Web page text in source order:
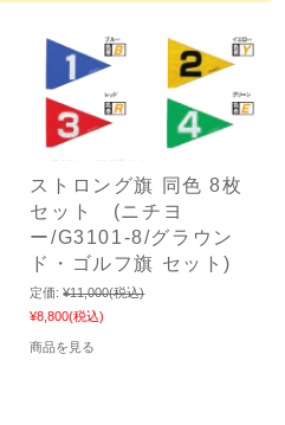
ストロング旗 同色 8枚
セット (ニチヨ
ー/G3101-8/グラウン
ド・ゴルフ旗 セット)
定価: ¥11,000(税込)
¥8,800(税込)
商品を見る